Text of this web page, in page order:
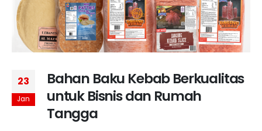
23
Jan
Bahan Baku Kebab Berkualitas
untuk Bisnis dan Rumah
Tangga